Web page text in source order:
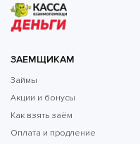
ЗАЕМЩИКАМ
Займы
Акции и бонусы
Как взять заём
Оплата и продление